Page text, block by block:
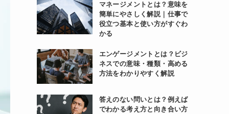
マネージメントとは？意味を
簡単にやさしく解説｜仕事で
役立つ基本と使い方がすぐわ
かる
エンゲージメントとは？ビジ
ネスでの意味・種類・高める
方法をわかりやすく解説
答えのない問いとは？例えば
でわかる考え方と向き合い方